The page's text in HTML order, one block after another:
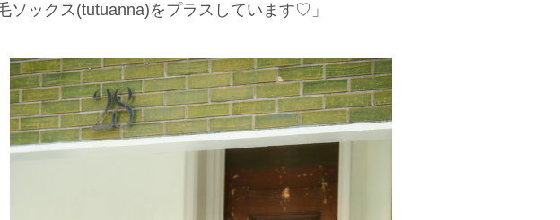
ソックス(tutuanna)をプラスしています♡」